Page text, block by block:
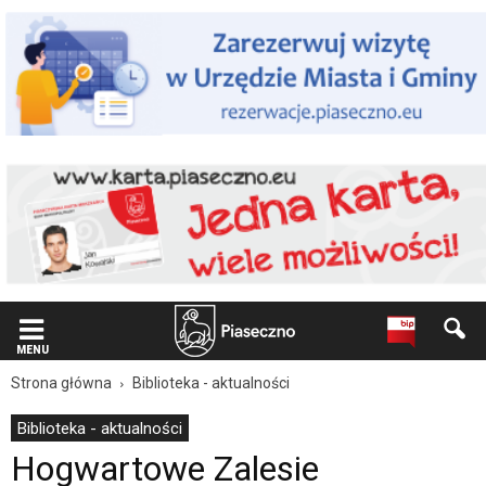
użytkowników
czytników
ekranowych Znajdujesz
się
podstronie
"Hogwartowe
Zalesie
Oficjalna
strona
Miasta
Gminy
Piaseczno".
jest
wyposażona
MENU
Strona główna Biblioteka - aktualności
Biblioteka - aktualności
Hogwartowe Zalesie